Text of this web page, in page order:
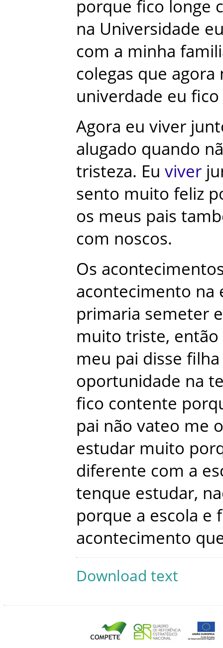
porque fico longe
na Universidade
com a minha
colegas que agora
univerdade eu fico
Agora eu viver
alugado quando
tristeza. Eu viver
sento muito feliz
os meus pais
com noscos.
Os
acontecimento na
primaria semeter
muito triste, então
meu pai disse filha
oportunidade na
fico contente
pai não vateo me o
estudar muito
diferente com a
tenque estudar,
porque a escola e
acontecimento
Download text